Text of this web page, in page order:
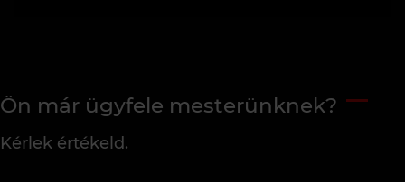
Ön már ügyfele mesterünknek?
Kérlek értékeld.